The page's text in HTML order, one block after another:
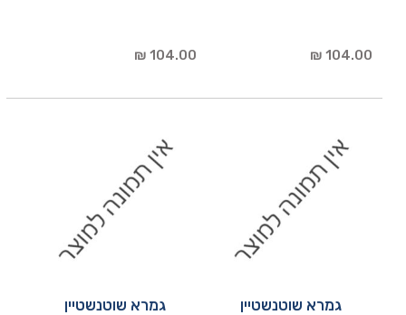
104.00 ₪
104.00 ₪
גמרא שוטנשטיין
גמרא שוטנשטיין